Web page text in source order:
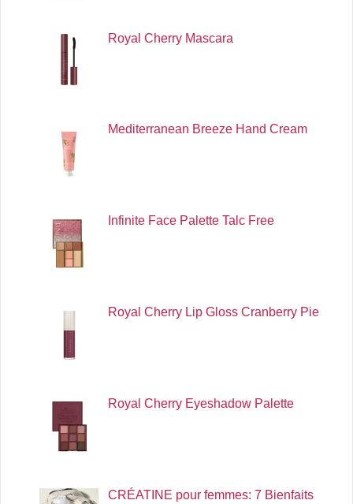
Royal Cherry Mascara
Mediterranean Breeze Hand Cream
Infinite Face Palette Talc Free
Royal Cherry Lip Gloss Cranberry Pie
Royal Cherry Eyeshadow Palette
CRÉATINE pour femmes: 7 Bienfaits